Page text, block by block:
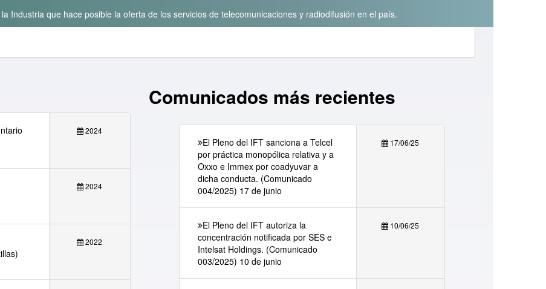
Industria que hace posible la oferta de los servicios de telecomunicaciones y radiodifusión en el país.
2024
2024
2022
Comunicados más recientes
El Pleno del IFT sanciona a Telcel
por práctica monopólica relativa y a
Oxxo e Immex por coadyuvar a
dicha conducta. (Comunicado
004/2025) 17 de junio
17/06/25
El Pleno del IFT autoriza la
concentración notificada por SES e
Intelsat Holdings. (Comunicado
003/2025) 10 de junio
10/06/25